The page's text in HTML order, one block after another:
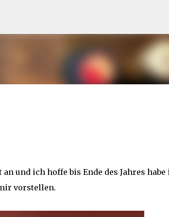
und ich hoffe bis Ende des Jahres habe
vorstellen.